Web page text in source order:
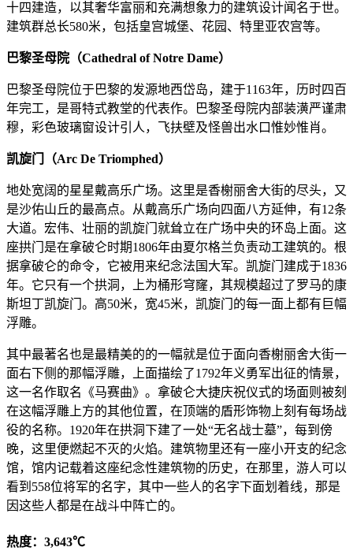
十四建造，以其奢华富丽和充满想象力的建筑设计闻名于世。
建筑群总长580米，包括皇宫城堡、花园、特里亚农宫等。
巴黎圣母院（Cathedral of Notre Dame）
巴黎圣母院位于巴黎的发源地西岱岛，建于1163年，历时四百
年完工，是哥特式教堂的代表作。巴黎圣母院内部装潢严谨肃
穆，彩色玻璃窗设计引人，飞扶壁及怪兽出水口惟妙惟肖。
凯旋门（Arc De Triomphed）
地处宽阔的星星戴高乐广场。这里是香榭丽舍大街的尽头，又
是沙佑山丘的最高点。从戴高乐广场向四面八方延伸，有12条
大道。宏伟、壮丽的凯旋门就耸立在广场中央的环岛上面。这
座拱门是在拿破仑时期1806年由夏尔格兰负责动工建筑的。根
据拿破仑的命令，它被用来纪念法国大军。凯旋门建成于1836
年。它只有一个拱洞，上为桶形穹窿，其规模超过了罗马的康
斯坦丁凯旋门。高50米，宽45米，凯旋门的每一面上都有巨幅
浮雕。
其中最著名也是最精美的的一幅就是位于面向香榭丽舍大街一
面右下侧的那幅浮雕，上面描绘了1792年义勇军出征的情景，
这一名作取名《马赛曲》。拿破仑大捷庆祝仪式的场面则被刻
在这幅浮雕上方的其他位置，在顶端的盾形饰物上刻有每场战
役的名称。1920年在拱洞下建了一处“无名战士墓”，每到傍
晚，这里便燃起不灭的火焰。建筑物里还有一座小开支的纪念
馆，馆内记载着这座纪念性建筑物的历史，在那里，游人可以
看到558位将军的名字，其中一些人的名字下面划着线，那是
因这些人都是在战斗中阵亡的。
热度：3,643℃